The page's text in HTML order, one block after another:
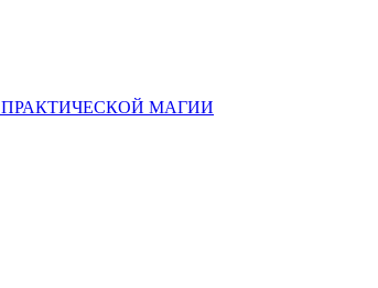
ПРАКТИЧЕСКОЙ МАГИИ